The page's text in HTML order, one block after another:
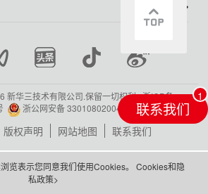
新华三技术有限公司.保留一切权利.浙ICP备
浙公网安备 33010802004416号
版权声明 网站地图 联系我们
联系我们
览表示您同意我们使用Cookies。 Cookies和隐
私政策>